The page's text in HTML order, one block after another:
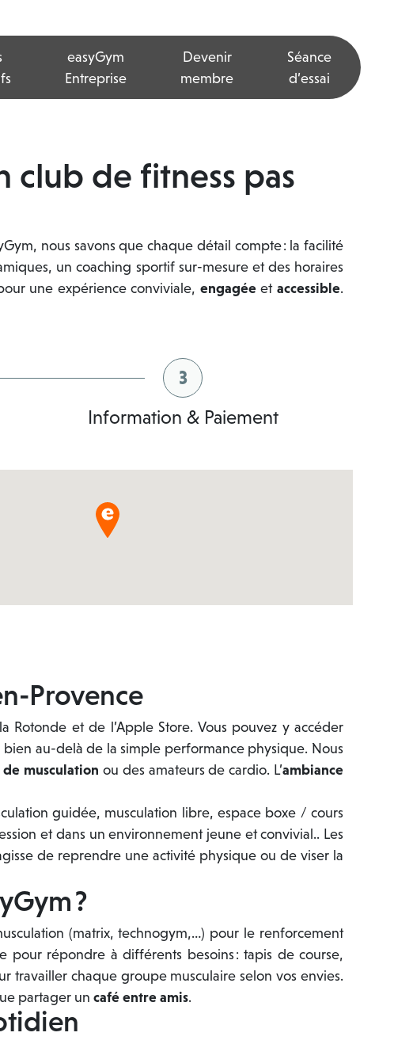
easyGym
Entreprise
Devenir
membre
Séance
d’essai
club de fitness pas
nous savons que chaque détail compte : la facilité
un coaching sportif sur-mesure et des horaires
une expérience conviviale, engagéeetaccessible.
3
Information & Paiement
Provence
Rotonde et de l’Apple Store. Vous pouvez y accéder
au-delà de la simple performance physique. Nous
de musculation ou des amateurs de cardio. L’ambiance
guidée, musculation libre, espace boxe / cours
et dans un environnement jeune et convivial.. Les
de reprendre une activité physique ou de viser la
?
(matrix, technogym,…) pour le renforcement
pour répondre à différents besoins : tapis de course,
travailler chaque groupe musculaire selon vos envies.
partager un café entre amis.